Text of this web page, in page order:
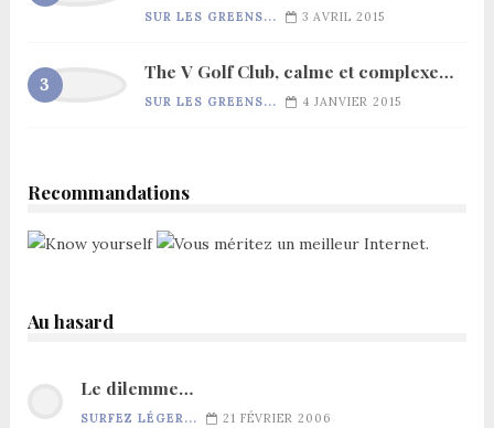
SUR LES GREENS... 3 AVRIL 2015
The V Golf Club, calme et complexe…
SUR LES GREENS... 4 JANVIER 2015
Recommandations
Au hasard
Le dilemme…
SURFEZ LÉGER... 21 FÉVRIER 2006